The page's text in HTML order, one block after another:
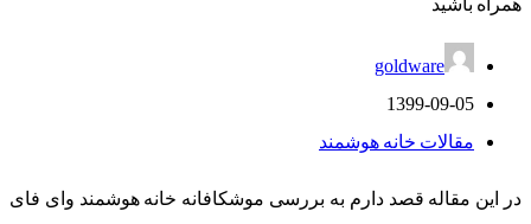
goldware
1399-09-05
مقالات خانه هوشمند
در این مقاله قصد دارم به بررسی موشکافانه خانه هوشمند وای فای